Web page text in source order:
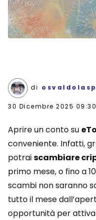
di
30 Dicembre 2025 09:30
Aprire un conto su
conveniente. Infatti,
potraiscambiare
primo mese, o fino a
scambi non saranno
tutto il mese
opportunità per